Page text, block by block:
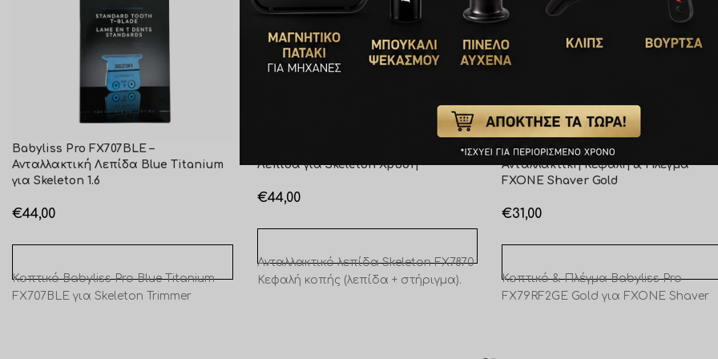
Babyliss Pro FX707BLE –
Ανταλλακτική Λεπίδα Blue Titanium
για Skeleton 1.6
€44,00
Κοπτικό Babyliss Pro Blue Titanium
FX707BLE για Skeleton Trimmer
Λεπίδα για Skeleton Χρυσή
€44,00
Ανταλλακτικό λεπίδα Skeleton FX7870
Κεφαλή κοπής (λεπίδα + στήριγμα).
Babyliss Pro FX79RF2GE
Ανταλλακτική Κεφαλή & Πλέγμα
FXONE Shaver Gold
€31,00
Κοπτικό & Πλέγμα Babyliss Pro
FX79RF2GE Gold για FXONE Shaver